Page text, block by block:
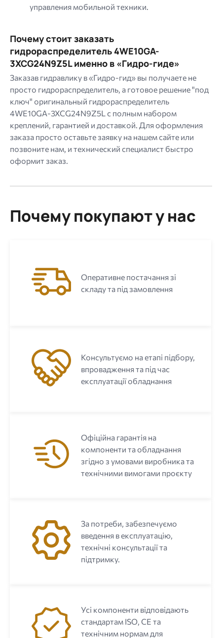
управления мобильной техники.
Почему стоит заказать
гидрораспределитель 4WE10GA-
3XCG24N9Z5L именно в «Гидро-гиде»
Заказав гидравлику в «Гидро-гид» вы получаете не
просто гидрораспределитель, а готовое решение "под
ключ" оригинальный гидрораспределитель
4WE10GA-3XCG24N9Z5L с полным набором
креплений, гарантией и доставкой. Для оформления
заказа просто оставьте заявку на нашем сайте или
позвоните нам, и технический специалист быстро
оформит заказ.
Почему покупают у нас
Оперативне постачання зі
складу та під замовлення
Консультуємо на етапі підбору,
впровадження та під час
експлуатації обладнання
Офіційна гарантія на
компоненти та обладнання
згідно з умовами виробника та
технічними вимогами проєкту
За потреби, забезпечуємо
введення в експлуатацію,
технічні консультації та
підтримку.
Усі компоненти відповідають
стандартам ISO, CE та
технічним нормам для